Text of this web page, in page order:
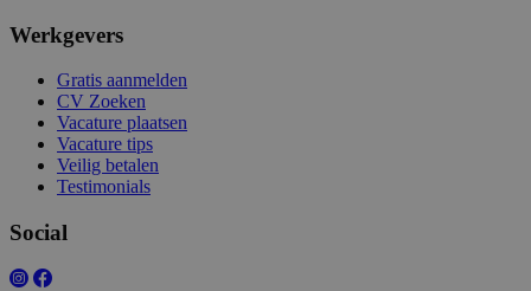
Werkgevers
Gratis aanmelden
CV Zoeken
Vacature plaatsen
Vacature tips
Veilig betalen
Testimonials
Social